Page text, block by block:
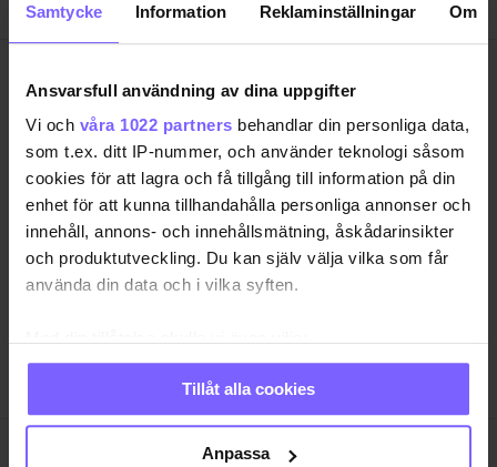
Samtycke Information Reklaminställningar Om
Ansvarsfull användning av dina uppgifter
Vi och våra 1022 partners behandlar din personliga data,
som t.ex. ditt IP-nummer, och använder teknologi såsom
cookies för att lagra och få tillgång till information på din
enhet för att kunna tillhandahålla personliga annonser och
innehåll, annons- och innehållsmätning, åskådarinsikter
och produktutveckling. Du kan själv välja vilka som får
använda din data och i vilka syften.
Samla in information om din geografiska plats
som kan ha en noggrannhet på upp till flera meter
Identifiera din enhet genom att aktivt skanna den
för specifika kännetecken (fingeravtryck)
Tillåt alla cookies
Anpassa
SAMHÄLLE
NÖJE
LIVSSTIL
SHOP
ANNONSERA
OM OSS
VANLIGA FRÅGOR OCH SVAR
TIDNINGSARKIV
INTEGRITETSPOLICY